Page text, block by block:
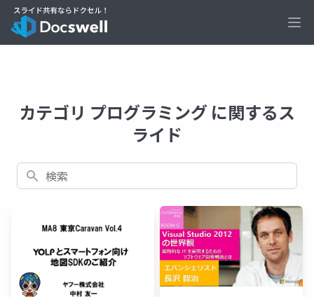
カテゴリ プログラミング に関するス
ライド
検索